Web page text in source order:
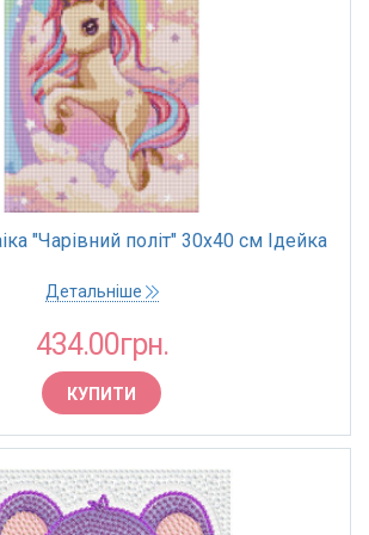
"Чарівний політ" 30х40 см Ідейка
Детальніше
434.00грн.
КУПИТИ